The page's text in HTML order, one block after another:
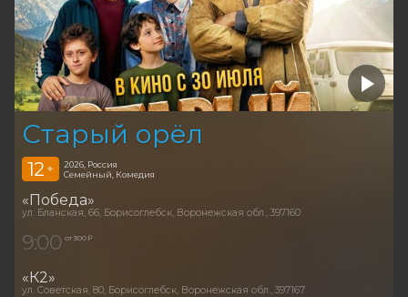
Старый орёл
12 +
2026, Россия
Семейный, Комедия
«Победа»
ул. Бланская, 66, Борисоглебск, Воронежская обл., 397160
9:00 от 300 ₽
«К2»
ул. Советская, 80, Борисоглебск, Воронежская обл., 397167